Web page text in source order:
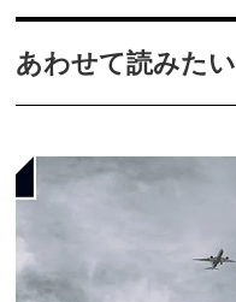
あわせて読みたい